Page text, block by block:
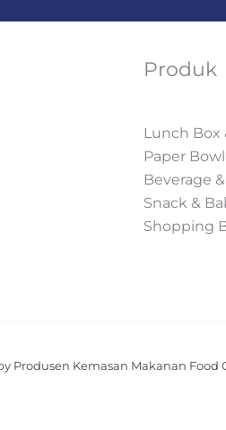
Produk
Lunch Box
Paper
Beverage
Snack &
Shopping
Produsen Kemasan Makanan Food